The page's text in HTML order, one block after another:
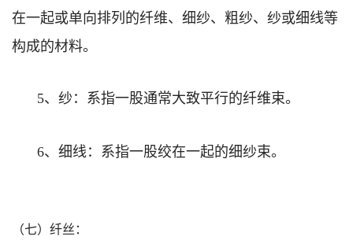
在一起或单向排列的纤维、细纱、粗纱、纱或细线等
构成的材料。
5、纱：系指一股通常大致平行的纤维束。
6、细线：系指一股绞在一起的细纱束。
（七）纤丝：